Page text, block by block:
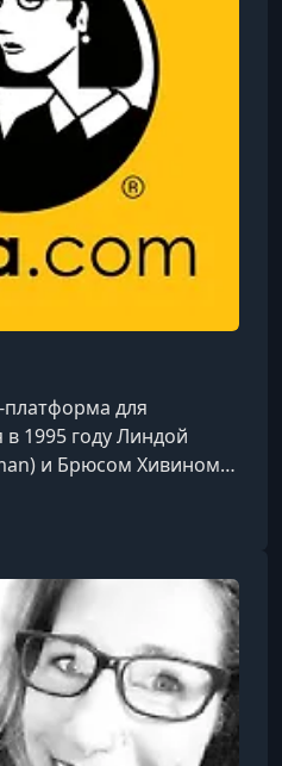
для
1995 году Линдой
и Брюсом Хивином
сайт служил
материалам Вайнман,
он превратился в
для изучения
креативных и
видеокурсы, созданные